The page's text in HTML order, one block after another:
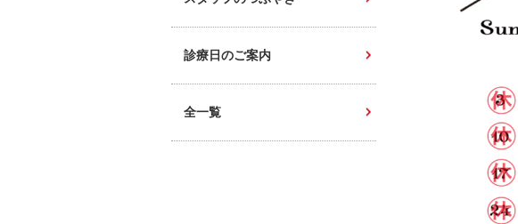
診療日のご案内
全一覧